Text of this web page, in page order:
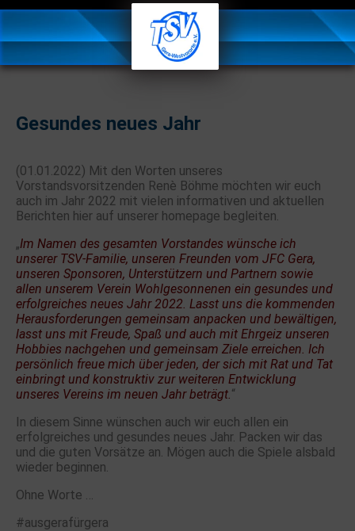
Gesundes neues Jahr
(01.01.2022) Mit den Worten unseres
Vorstandsvorsitzenden Renè Böhme möchten wir euch
auch im Jahr 2022 mit vielen informativen und aktuellen
Berichten hier auf unserer homepage begleiten.
„Im Namen des gesamten Vorstandes wünsche ich
unserer TSV-Familie, unseren Freunden vom JFC Gera,
unseren Sponsoren, Unterstützern und Partnern sowie
allen unserem Verein Wohlgesonnenen ein gesundes und
erfolgreiches neues Jahr 2022. Lasst uns die kommenden
Herausforderungen gemeinsam anpacken und bewältigen,
lasst uns mit Freude, Spaß und auch mit Ehrgeiz unseren
Hobbies nachgehen und gemeinsam Ziele erreichen. Ich
persönlich freue mich über jeden, der sich mit Rat und Tat
einbringt und konstruktiv zur weiteren Entwicklung
unseres Vereins im neuen Jahr beträgt.“
In diesem Sinne wünschen auch wir euch allen ein
erfolgreiches und gesundes neues Jahr. Packen wir das
und die guten Vorsätze an. Mögen auch die Spiele alsbald
wieder beginnen.
Ohne Worte …
#ausgerafürgera